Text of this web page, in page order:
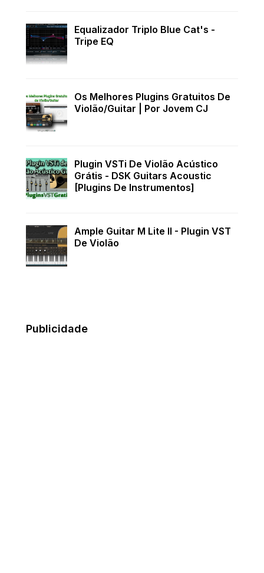
Equalizador Triplo Blue Cat's -
Tripe EQ
Os Melhores Plugins Gratuitos De
Violão/Guitar | Por Jovem CJ
Plugin VSTi De Violão Acústico
Grátis - DSK Guitars Acoustic
[Plugins De Instrumentos]
Ample Guitar M Lite II - Plugin VST
De Violão
Publicidade